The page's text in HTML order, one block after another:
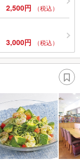
2,500円 （税込）
3,000円 （税込）